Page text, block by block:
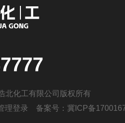
北化工有限公司版权所有
理登录 备案号： 冀ICP备